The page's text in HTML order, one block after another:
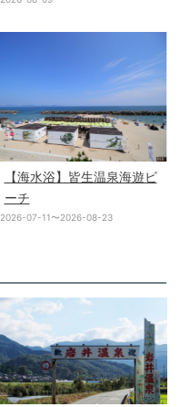
【海水浴】皆生温泉海遊ビ
ーチ
2026-07-11〜2026-08-23